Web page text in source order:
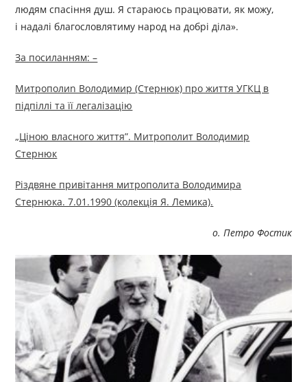
людям спасіння душ. Я стараюсь працювати, як можу,
і надалі благословлятиму народ на добрі діла».
За посиланням: –
Митрополиn Володимир (Стернюк) про життя УГКЦ в
підпіллі та її легалізацію
„Ціною власного життя”. Митрополит Володимир
Стернюк
Різдвяне привітання митрополита Володимира
Стернюка. 7.01.1990 (колекція Я. Лемика).
о. Петро Фостик